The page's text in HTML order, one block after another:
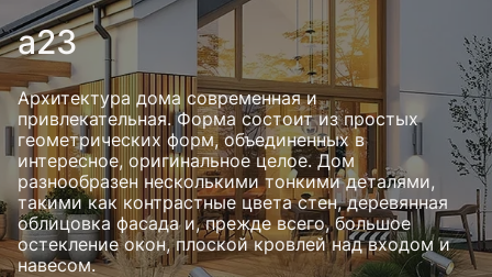
a23
Архитектура дома современная и
привлекательная. Форма состоит из простых
геометрических форм, объединенных в
интересное, оригинальное целое. Дом
разнообразен несколькими тонкими деталями,
такими как контрастные цвета стен, деревянная
облицовка фасада и, прежде всего, большое
остекление окон, плоской кровлей над входом и
навесом.